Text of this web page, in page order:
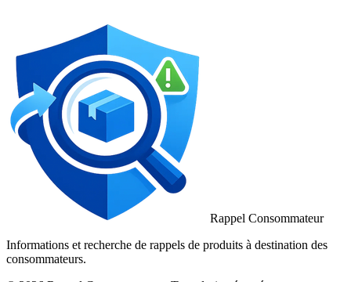
Rappel Consommateur
Informations et recherche de rappels de produits à destination des
consommateurs.